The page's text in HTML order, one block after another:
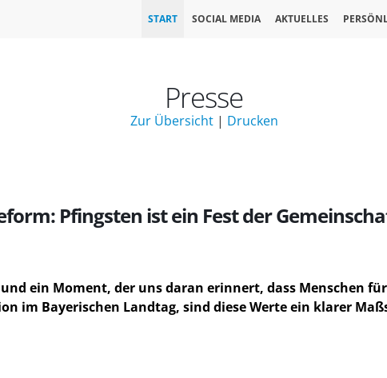
START SOCIAL MEDIA AKTUELLES
Presse
Zur Übersicht| Drucken
Pfingsten ist ein Fest der
ein Moment, der uns daran erinnert, dass Menschen
im Bayerischen Landtag, sind diese Werte ein klarer